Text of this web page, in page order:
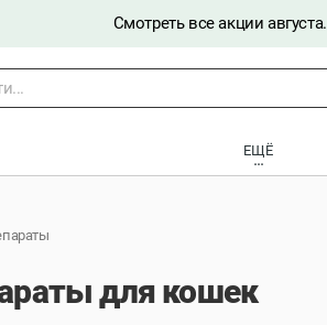
Смотреть все акции августа.
ЕЩЁ
для кошек